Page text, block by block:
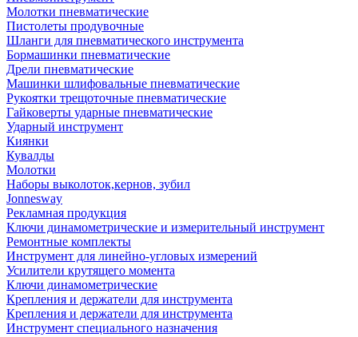
Молотки пневматические
Пистолеты продувочные
Шланги для пневматического инструмента
Бормашинки пневматические
Дрели пневматические
Машинки шлифовальные пневматические
Рукоятки трещоточные пневматические
Гайковерты ударные пневматические
Ударный инструмент
Киянки
Кувалды
Молотки
Наборы выколоток,кернов, зубил
Jonnesway
Рекламная продукция
Ключи динамометрические и измерительный инструмент
Ремонтные комплекты
Инструмент для линейно-угловых измерений
Усилители крутящего момента
Ключи динамометрические
Крепления и держатели для инструмента
Крепления и держатели для инструмента
Инструмент специального назначения